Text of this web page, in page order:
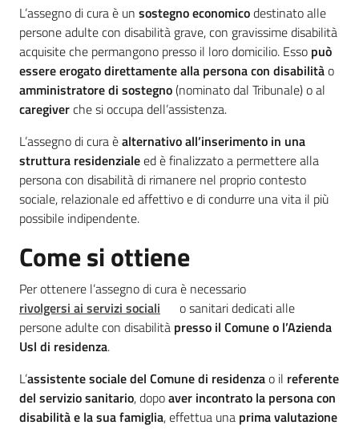
Formazione
e
lavoro
Assistenza
Menu selezionato
Sociale
Argomenti
Novità
Servizi
Leggi Atti Bandi
L’assegno di cura è un sostegno economicodestinato alle
persone adulte con disabilità grave, con gravissime disabilità
acquisite che permangono presso il loro domicilio. Esso può
essere erogato direttamente alla persona con disabilitào
amministratore di sostegno(nominato dal Tribunale) o al
caregiverche si occupa dell’assistenza.
L’assegno di cura èalternativo all’inserimento in una
struttura residenzialeed è finalizzato a permettere alla
persona con disabilità di rimanere nel proprio contesto
sociale, relazionale ed affettivo e di condurre una vita il più
possibile indipendente.
Come si ottiene
Per ottenere l’assegno di cura è necessario
rivolgersi ai servizi sociali
o sanitari dedicati alle
persone adulte con disabilità presso il Comune o l’Azienda
Usl di residenza.
L’assistente sociale del Comune di residenzao il referente
del servizio sanitario, dopoaver incontrato la persona con
disabilità e la sua famiglia, effettua una prima valutazione